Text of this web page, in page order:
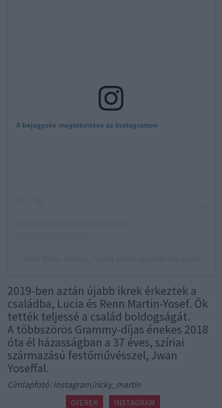
A bejegyzés megtekintése az Instagramon
2019-ben aztán újabb ikrek érkeztek a
családba, Lucia és Renn Martin-Yosef. Ők
tették teljessé a család boldogságát.
A többszörös Grammy-díjas énekes 2018
óta él házasságban a 37 éves, szíriai
származású festőművésszel, Jwan
Yoseffal.
Címlapfotó: Instagram/ricky_martin
GYEREK INSTAGRAM